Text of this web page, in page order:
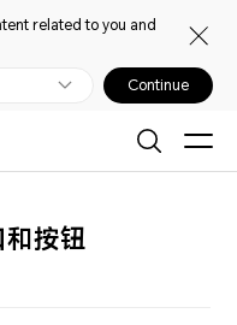
related to you and
Continue
按钮